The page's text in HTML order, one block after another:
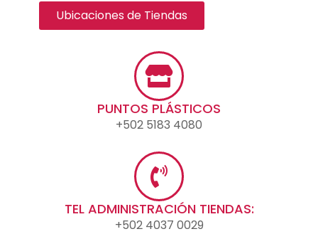
Ubicaciones de Tiendas
PUNTOS PLÁSTICOS
+502 5183 4080
TEL ADMINISTRACIÓN TIENDAS:
+502 4037 0029